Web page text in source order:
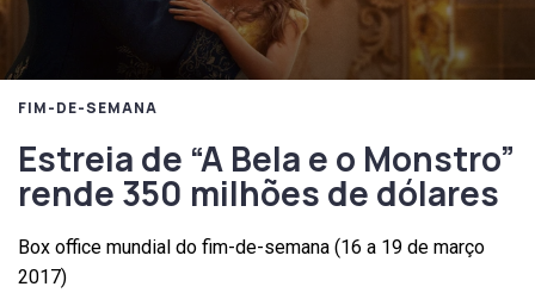
FIM-DE-SEMANA
Estreia de “A Bela e o Monstro”
rende 350 milhões de dólares
Box office mundial do fim-de-semana (16 a 19 de março
2017)